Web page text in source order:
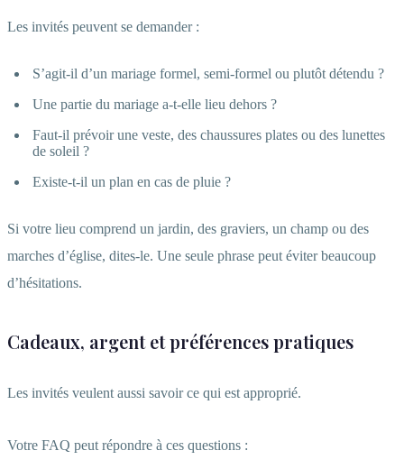
Les invités peuvent se demander :
S’agit-il d’un mariage formel, semi-formel ou plutôt détendu ?
Une partie du mariage a-t-elle lieu dehors ?
Faut-il prévoir une veste, des chaussures plates ou des lunettes
de soleil ?
Existe-t-il un plan en cas de pluie ?
Si votre lieu comprend un jardin, des graviers, un champ ou des
marches d’église, dites-le. Une seule phrase peut éviter beaucoup
d’hésitations.
Cadeaux, argent et préférences pratiques
Les invités veulent aussi savoir ce qui est approprié.
Votre FAQ peut répondre à ces questions :